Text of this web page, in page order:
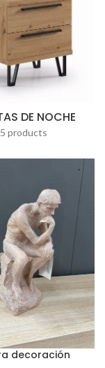
DE NOCHE
5 products
decoración